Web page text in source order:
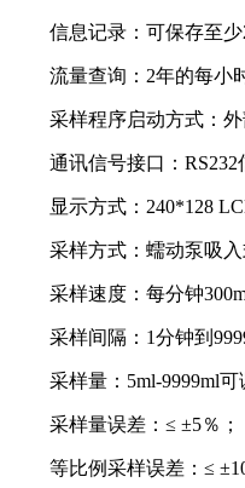
信息记录：可保存至
流量查询：2年的每小
采样程序启动方式：
通讯信号接口：RS232
显示方式：240*128
采样方式：蠕动泵吸入
采样速度：每分钟
采样间隔：1分钟到
采样量：5ml-9999ml可
采样量误差：≤ ±5％；
等比例采样误差：≤